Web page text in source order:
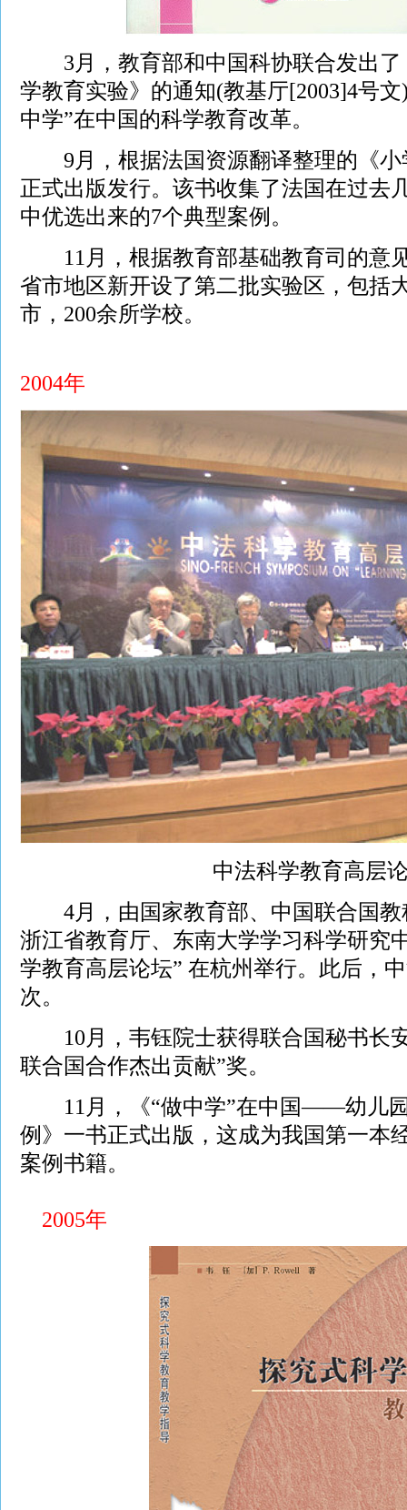
3月，教育部和中国科协联合发出了
学教育实验》的通知(教基厅[2003]4号
中学”在中国的科学教育改革。
9月，根据法国资源翻译整理的《小
正式出版发行。该书收集了法国在过去
中优选出来的7个典型案例。
11月，根据教育部基础教育司的意见
省市地区新开设了第二批实验区，包括
市，200余所学校。
2004年
中法科学教育高层
4月，由国家教育部、中国联合国教
浙江省教育厅、东南大学学习科学研究
学教育高层论坛” 在杭州举行。此后，
次。
10月，韦钰院士获得联合国秘书长
联合国合作杰出贡献”奖。
11月，《“做中学”在中国——幼儿园
例》一书正式出版，这成为我国第一本
案例书籍。
2005年